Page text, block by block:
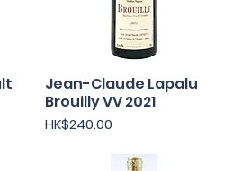
快速瀏覽
Jean-Claude Lapalu
Brouilly VV 2021
價格
HK$240.00